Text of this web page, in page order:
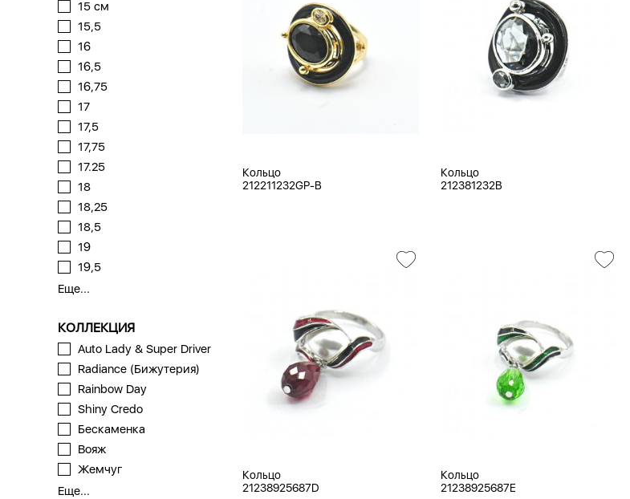
15 см
15,5
16
16,5
16,75
17
17,5
17,75
17.25
18
18,25
18,5
19
19,5
Еще...
КОЛЛЕКЦИЯ
Auto Lady & Super Driver
Radiance (Бижутерия)
Rainbow Day
Shiny Credo
Бескаменка
Вояж
Жемчуг
Еще...
Кольцо
212211232GP-B
Кольцо
212381232B
Кольцо
21238925687D
Кольцо
21238925687E